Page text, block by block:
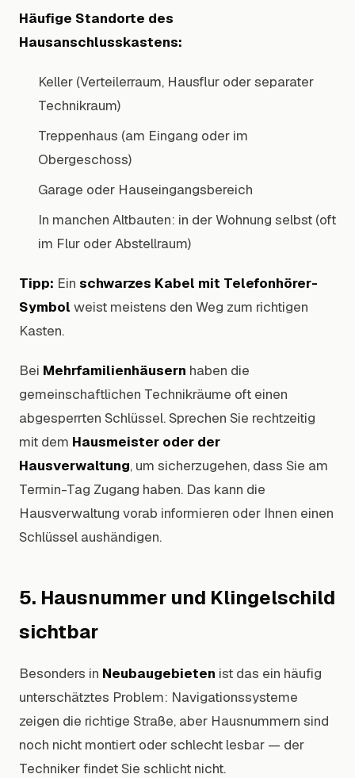
Häufige Standorte des
Hausanschlusskastens:
Keller (Verteilerraum, Hausflur oder separater
Technikraum)
Treppenhaus (am Eingang oder im
Obergeschoss)
Garage oder Hauseingangsbereich
In manchen Altbauten: in der Wohnung selbst (oft
im Flur oder Abstellraum)
Tipp: Ein schwarzes Kabel mit Telefonhörer-
Symbol weist meistens den Weg zum richtigen
Kasten.
Bei Mehrfamilienhäusern haben die
gemeinschaftlichen Technikräume oft einen
abgesperrten Schlüssel. Sprechen Sie rechtzeitig
mit dem Hausmeister oder der
Hausverwaltung, um sicherzugehen, dass Sie am
Termin-Tag Zugang haben. Das kann die
Hausverwaltung vorab informieren oder Ihnen einen
Schlüssel aushändigen.
5. Hausnummer und Klingelschild
sichtbar
Besonders in Neubaugebieten ist das ein häufig
unterschätztes Problem: Navigationssysteme
zeigen die richtige Straße, aber Hausnummern sind
noch nicht montiert oder schlecht lesbar — der
Techniker findet Sie schlicht nicht.